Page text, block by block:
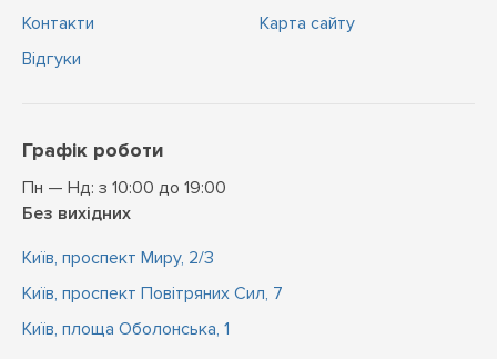
Контакти
Відгуки
Карта сайту
Графік роботи
Пн — Нд: з 10:00 до 19:00
Без вихідних
Київ, проспект Миру, 2/3
Київ, проспект Повітряних Сил, 7
Київ, площа Оболонська, 1